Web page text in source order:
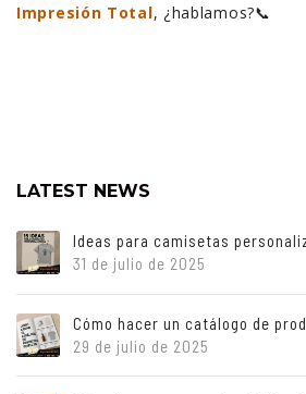
Impresión Total, ¿hablamos?📞
LATEST NEWS
Ideas para camisetas
31 de julio de 2025
Cómo hacer un catálogo de
29 de julio de 2025